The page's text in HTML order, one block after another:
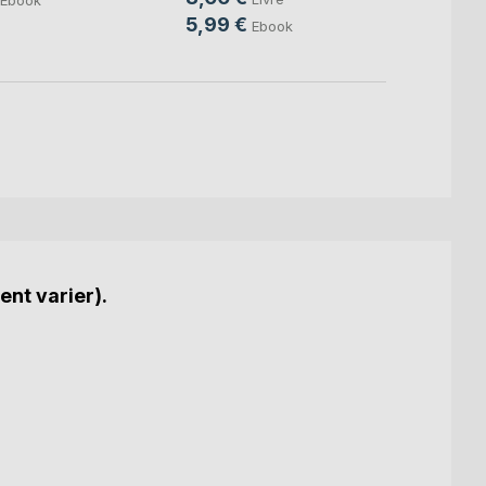
5,99 € Ebook
varier).